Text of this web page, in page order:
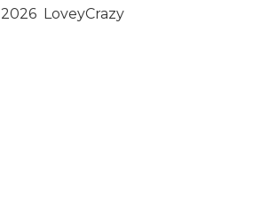
2026 LoveyCrazy